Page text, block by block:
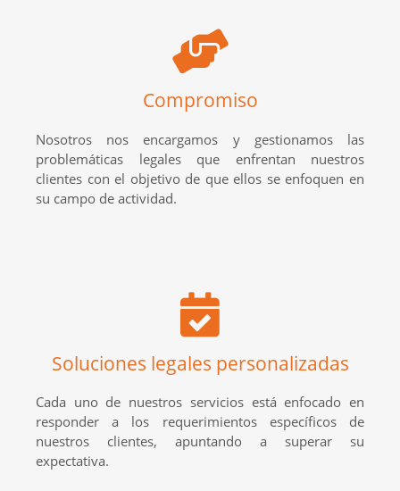
Compromiso
Nosotros nos encargamos y gestionamos las
problemáticas legales que enfrentan nuestros
clientes con el objetivo de que ellos se enfoquen en
su campo de actividad.
Soluciones legales personalizadas
Cada uno de nuestros servicios está enfocado en
responder a los requerimientos específicos de
nuestros clientes, apuntando a superar su
expectativa.